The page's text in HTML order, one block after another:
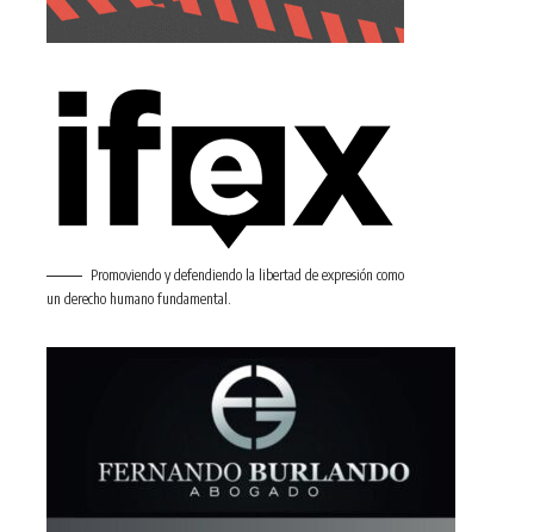
Promoviendo y defendiendo la libertad de expresión como
un derecho humano fundamental.